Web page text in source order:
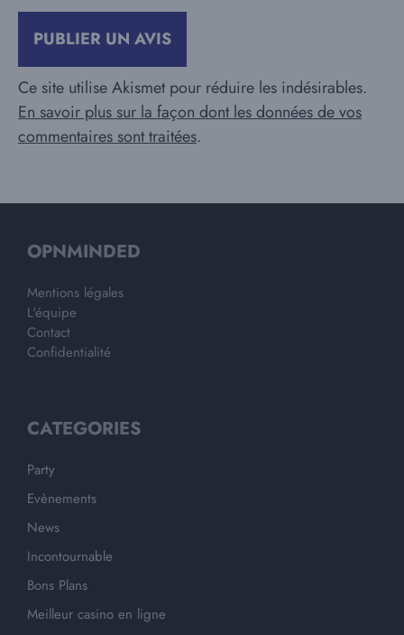
Ce site utilise Akismet pour réduire les indésirables.
En savoir plus sur la façon dont les données de vos
commentaires sont traitées.
OPNMINDED
Mentions légales
L'équipe
Contact
Confidentialité
CATEGORIES
Party
Evènements
News
Incontournable
Bons Plans
Meilleur casino en ligne